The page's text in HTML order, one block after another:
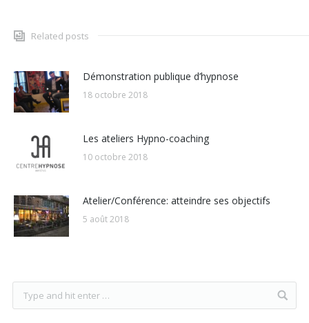
Related posts
Démonstration publique d’hypnose
18 octobre 2018
Les ateliers Hypno-coaching
10 octobre 2018
Atelier/Conférence: atteindre ses objectifs
5 août 2018